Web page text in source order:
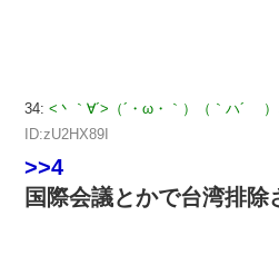
34: <丶｀∀´>（´・ω・｀）（｀ハ´ ）
ID:zU2HX89I
>>4
国際会議とかで台湾排除